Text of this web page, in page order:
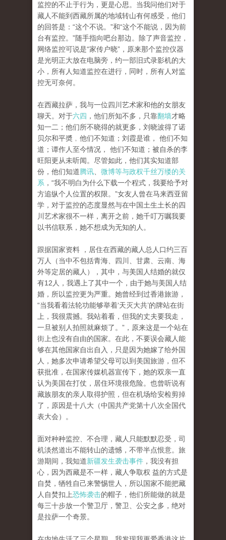
监控的不止于行为，更是心思。当我问他们对于
藏人不能到西藏所属的地域转山有何感受，他们
的回答是：“这个不说。”和“这个不能说，因为前
台有监控。”随手指向吧台那边。除了声音监控，
网络监控可说是“家传户晓”，原来那个监控仪器
是光明正大放在电脑旁，约一部旧式录影机的大
小，所有人知道监控在进行，同时，所有人对监
控无可奈何。
在西藏拉萨，我与一位四川艺术家和他的女朋友
聊天。对于六四 ，他们所知不多，只靠翻墙才略
知一二；他们所不晓得的就更多，刘晓波得了诺
贝尔和平奬﹐他们不知道；刘霞是谁， 他们不知
道；谭作人至今情况， 他们不知道；被自杀的李
旺阳更从未听闻。尽管如此，他们其实知道部
份，他们知道腾讯
微博等与政权千丝万缕的关
系 ，“我不明白为什么下载一个程式，我要给予对
方追纵个人位置的权限。”女友人曾在马来西亚留
学，对于监控的态度显然与在中国土生土长的四
川艺术家很不一样，离开之前，她千叮万嘱我要
以书信联系，她不想成为无知的人。
跟据国家资料 ，居住在西藏的藏人总人口约三百
万人（当中不包括青海、四川、甘肃、云南、海
外等定居的藏人），其中，与美国人结婚的就仅
有12人，我遇上了其中一个，由于她与美国人结
婚，所以监控更为严重。她曾经到过香港旅游，
“当我看着法轮功能够举着‘天灭大共’的牌站在街
上，我很震撼。我站着看，但我的丈夫要我走，
一旦被别人拍照就麻烦了。”，原来这是一个站在
街上也没有自由的国家。在此，不要误会藏人能
够在其他国家自出自入，只是因为她嫁了给外国
人，她多次申请希望父母可以到美国旅游，但不
获批准，在国家传媒机器宣传下，她的双亲一直
认为美国在打仗，居住环境很危险。也曾听说有
藏族朋友的亲人取得护照，但在机场给安检剪掉
了，原因是十八大（中国共产党第十八次全国代
表大会）。
面对种种监控、不合理，藏人只能默默忍受，司
机淡然道出不能转山的遗憾，不带半点恨意。旅
游期间，我知道新疆发生袭击事件 ，我没有担
心，因为西藏是不一样，藏人争取权 益的方式是
自焚，牺牲自己来警惕世人，所以国家不能把藏
人自焚扣上恐怖袭击的帽子，他们所能做的就是
每三十步放一个警卫厅，警卫、公安之多，绝对
是拉萨一个奇景。